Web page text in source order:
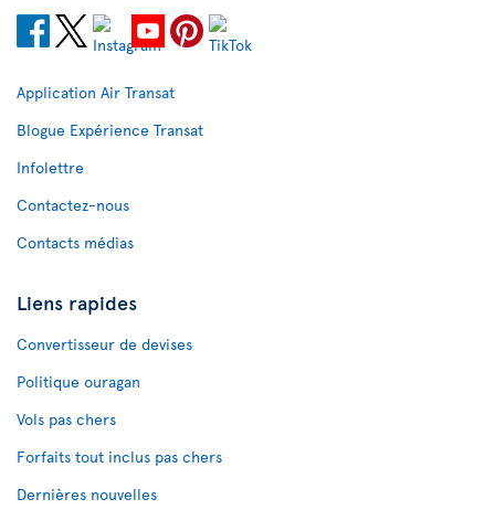
Application Air Transat
Blogue Expérience Transat
Infolettre
Contactez-nous
Contacts médias
Liens rapides
Convertisseur de devises
Politique ouragan
Vols pas chers
Forfaits tout inclus pas chers
Dernières nouvelles